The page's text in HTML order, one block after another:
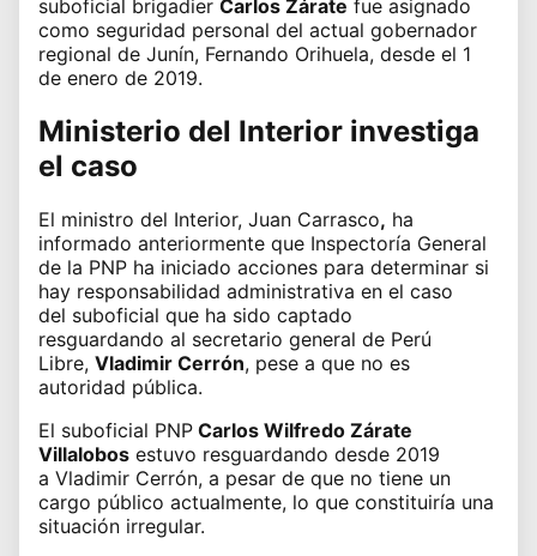
suboficial brigadier Carlos Zárate fue asignado
como seguridad personal del actual gobernador
regional de Junín, Fernando Orihuela, desde el 1
de enero de 2019.
Ministerio del Interior investiga
el caso
El ministro del Interior, Juan Carrasco, ha
informado anteriormente que Inspectoría General
de la PNP ha iniciado acciones para determinar si
hay responsabilidad administrativa en el caso
del suboficial que ha sido captado
resguardando al secretario general de Perú
Libre, Vladimir Cerrón, pese a que no es
autoridad pública.
El suboficial PNP Carlos Wilfredo Zárate
Villalobos estuvo resguardando desde 2019
a Vladimir Cerrón, a pesar de que no tiene un
cargo público actualmente, lo que constituiría una
situación irregular.